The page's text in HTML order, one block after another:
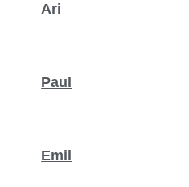
Ari
Paul
Emil